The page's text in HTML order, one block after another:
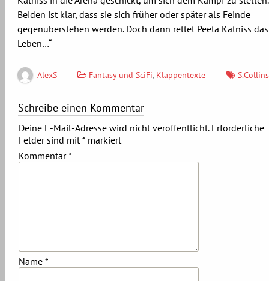
Beiden ist klar, dass sie sich früher oder später als Feinde
gegenüberstehen werden. Doch dann rettet Peeta Katniss das
Leben…“
AlexS Fantasy und SciFi, Klappentexte S.Collins
Schreibe einen Kommentar
Deine E-Mail-Adresse wird nicht veröffentlicht. Erforderliche
Felder sind mit*markiert
Kommentar*
Name *